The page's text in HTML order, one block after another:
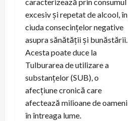
excesiv și repetat de alcool, în
ciuda consecințelor negative
asupra sănătății și bunăstării.
Acesta poate duce la
Tulburarea de utilizare a
substanțelor (SUB), o
afecțiune cronică care
afectează milioane de oameni
în întreaga lume.